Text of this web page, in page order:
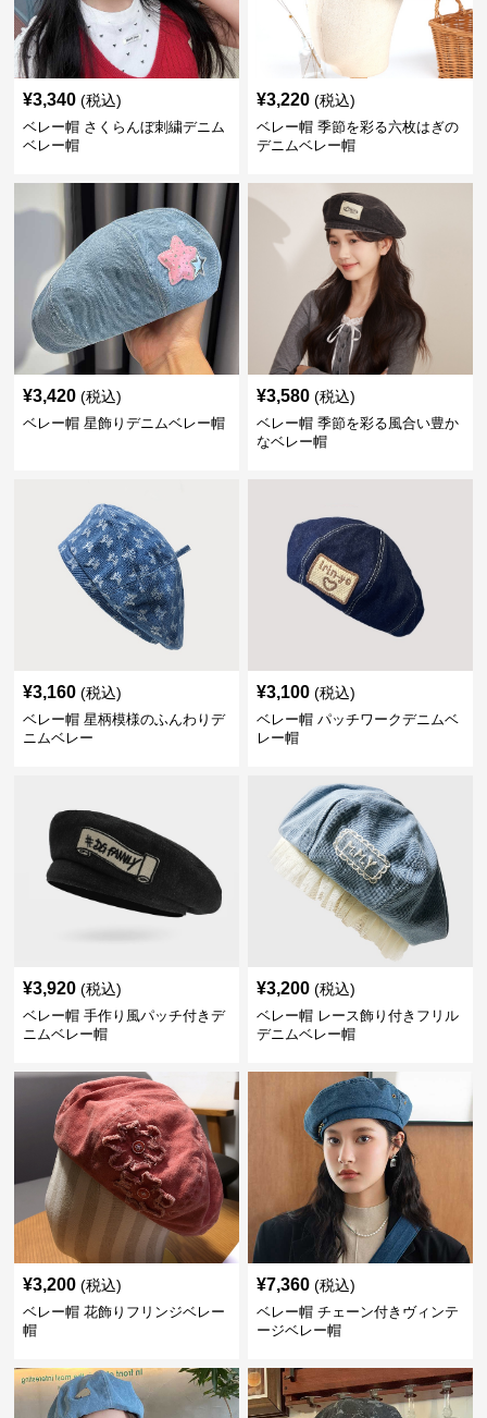
¥3,340 (税込)
ベレー帽 さくらんぼ刺繍デニム
ベレー帽
¥3,220 (税込)
ベレー帽 季節を彩る六枚はぎの
デニムベレー帽
¥3,420 (税込)
ベレー帽 星飾りデニムベレー帽
¥3,580 (税込)
ベレー帽 季節を彩る風合い豊か
なベレー帽
¥3,160 (税込)
ベレー帽 星柄模様のふんわりデ
ニムベレー
¥3,100 (税込)
ベレー帽 パッチワークデニムベ
レー帽
¥3,920 (税込)
ベレー帽 手作り風パッチ付きデ
ニムベレー帽
¥3,200 (税込)
ベレー帽 レース飾り付きフリル
デニムベレー帽
¥3,200 (税込)
ベレー帽 花飾りフリンジベレー
帽
¥7,360 (税込)
ベレー帽 チェーン付きヴィンテ
ージベレー帽